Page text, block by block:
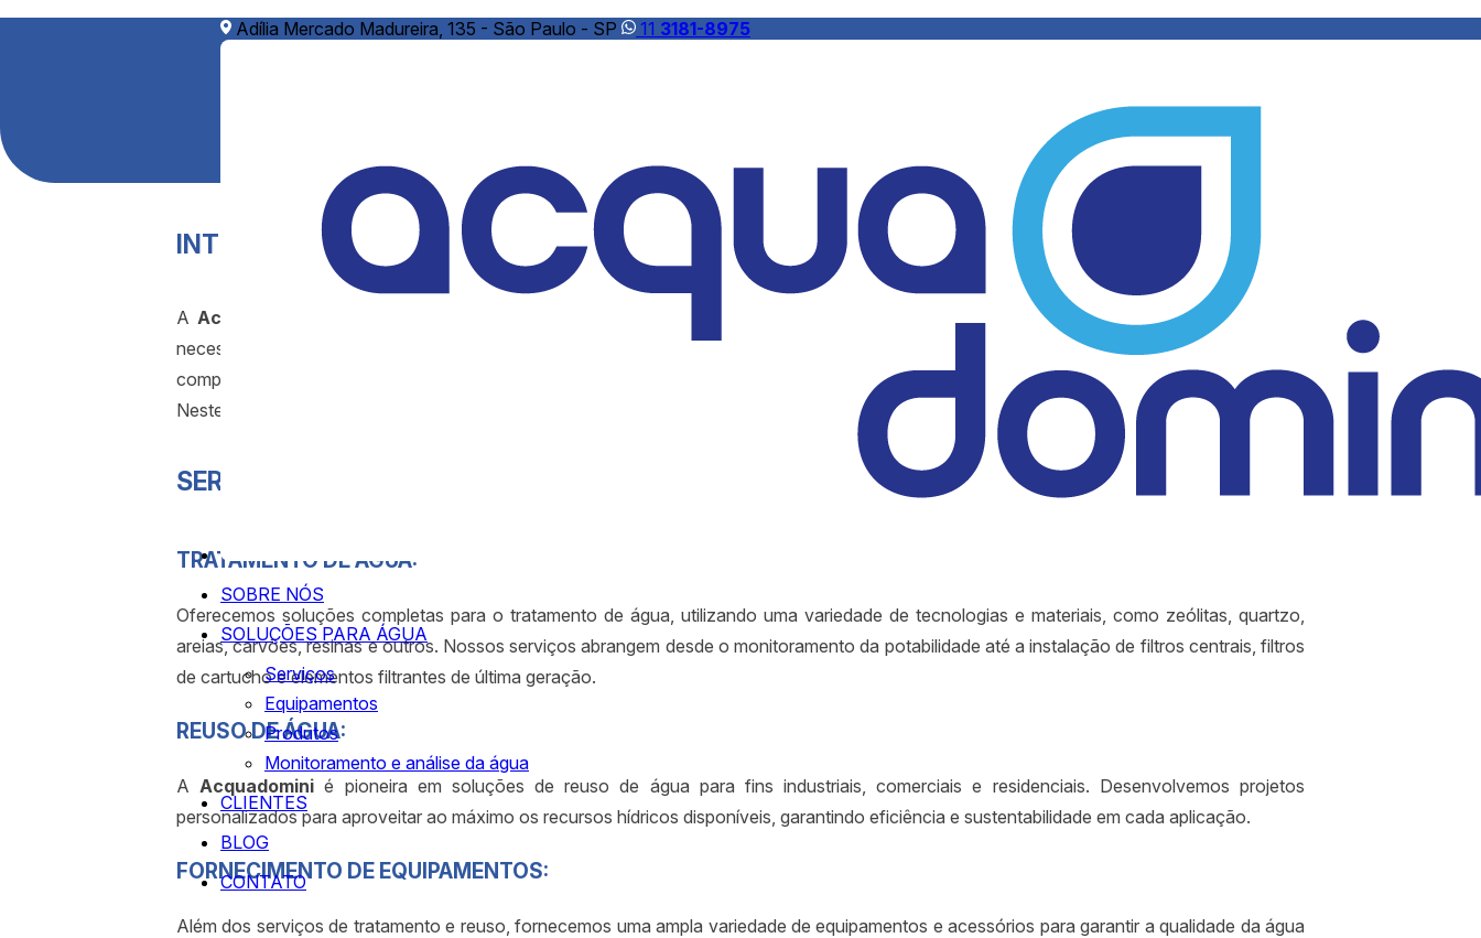
Adília Mercado Madureira, 135 - São Paulo - SP 11 3181-8975
SOBRE NÓS
SOLUÇÕES PARA ÁGUA
Serviços
Equipamentos
Produtos
Monitoramento e análise da água
CLIENTES
BLOG
CONTATO
INTRODUÇÃO:
AAcquadomini Soluções para Água
é uma empresa especializada no tratamento e reuso de água para diversos fins, atendendo às
necessidades industriais, comerciais e residenciais na região de São Paulo. Com uma ampla gama de serviços e equipamentos, estamos
comprometidos em oferecer soluções eficazes e personalizadas para garantir a qualidade e a sustentabilidade hídrica em qualquer ambiente.
Neste artigo, destacamos nossos principais serviços e a expertise que nos diferencia no mercado.
SERVIÇOS OFERECIDOS:
TRATAMENTO DE ÁGUA:
Oferecemos soluções completas para o tratamento de água, utilizando uma variedade de tecnologias e materiais, como zeólitas, quartzo,
areias, carvões, resinas e outros. Nossos serviços abrangem desde o monitoramento da potabilidade até a instalação de filtros centrais, filtros
de cartucho e elementos filtrantes de última geração.
REUSO DE ÁGUA:
AAcquadomini é pioneira em soluções de reuso de água para fins industriais, comerciais e residenciais. Desenvolvemos projetos
personalizados para aproveitar ao máximo os recursos hídricos disponíveis, garantindo eficiência e sustentabilidade em cada aplicação.
FORNECIMENTO DE EQUIPAMENTOS:
Além dos serviços de tratamento e reuso, fornecemos uma ampla variedade de equipamentos e acessórios para garantir a qualidade da água